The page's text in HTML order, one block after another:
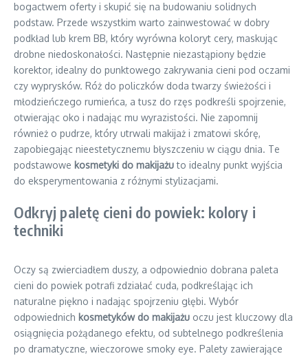
bogactwem oferty i skupić się na budowaniu solidnych
podstaw. Przede wszystkim warto zainwestować w dobry
podkład lub krem BB, który wyrówna koloryt cery, maskując
drobne niedoskonałości. Następnie niezastąpiony będzie
korektor, idealny do punktowego zakrywania cieni pod oczami
czy wyprysków. Róż do policzków doda twarzy świeżości i
młodzieńczego rumieńca, a tusz do rzęs podkreśli spojrzenie,
otwierając oko i nadając mu wyrazistości. Nie zapomnij
również o pudrze, który utrwali makijaż i zmatowi skórę,
zapobiegając nieestetycznemu błyszczeniu w ciągu dnia. Te
podstawowe kosmetyki do makijażuto idealny punkt wyjścia
do eksperymentowania z różnymi stylizacjami.
Odkryj paletę cieni do powiek: kolory i
techniki
Oczy są zwierciadłem duszy, a odpowiednio dobrana paleta
cieni do powiek potrafi zdziałać cuda, podkreślając ich
naturalne piękno i nadając spojrzeniu głębi. Wybór
odpowiednich kosmetyków do makijażu oczu jest kluczowy dla
osiągnięcia pożądanego efektu, od subtelnego podkreślenia
po dramatyczne, wieczorowe smoky eye. Palety zawierające